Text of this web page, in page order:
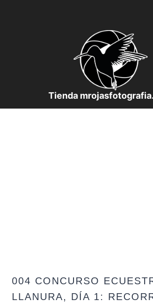
Tienda
004 CONCURSO
LLANURA, DÍA 1: